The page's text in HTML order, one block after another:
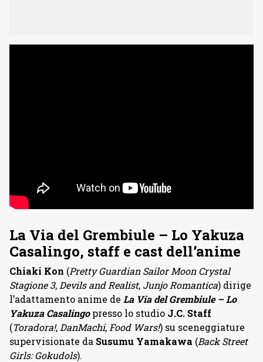
La Via del Grembiule – Lo Yakuza
Casalingo, staff e cast dell’anime
Chiaki Kon (Pretty Guardian Sailor Moon Crystal
Stagione 3, Devils and Realist, Junjo Romantica) dirige
l’adattamento anime de La Via del Grembiule – Lo
Yakuza Casalingopresso lo studio J.C. Staff
(Toradora!, DanMachi, Food Wars!) su sceneggiature
supervisionate da Susumu Yamakawa (Back Street
Girls: Gokudols).